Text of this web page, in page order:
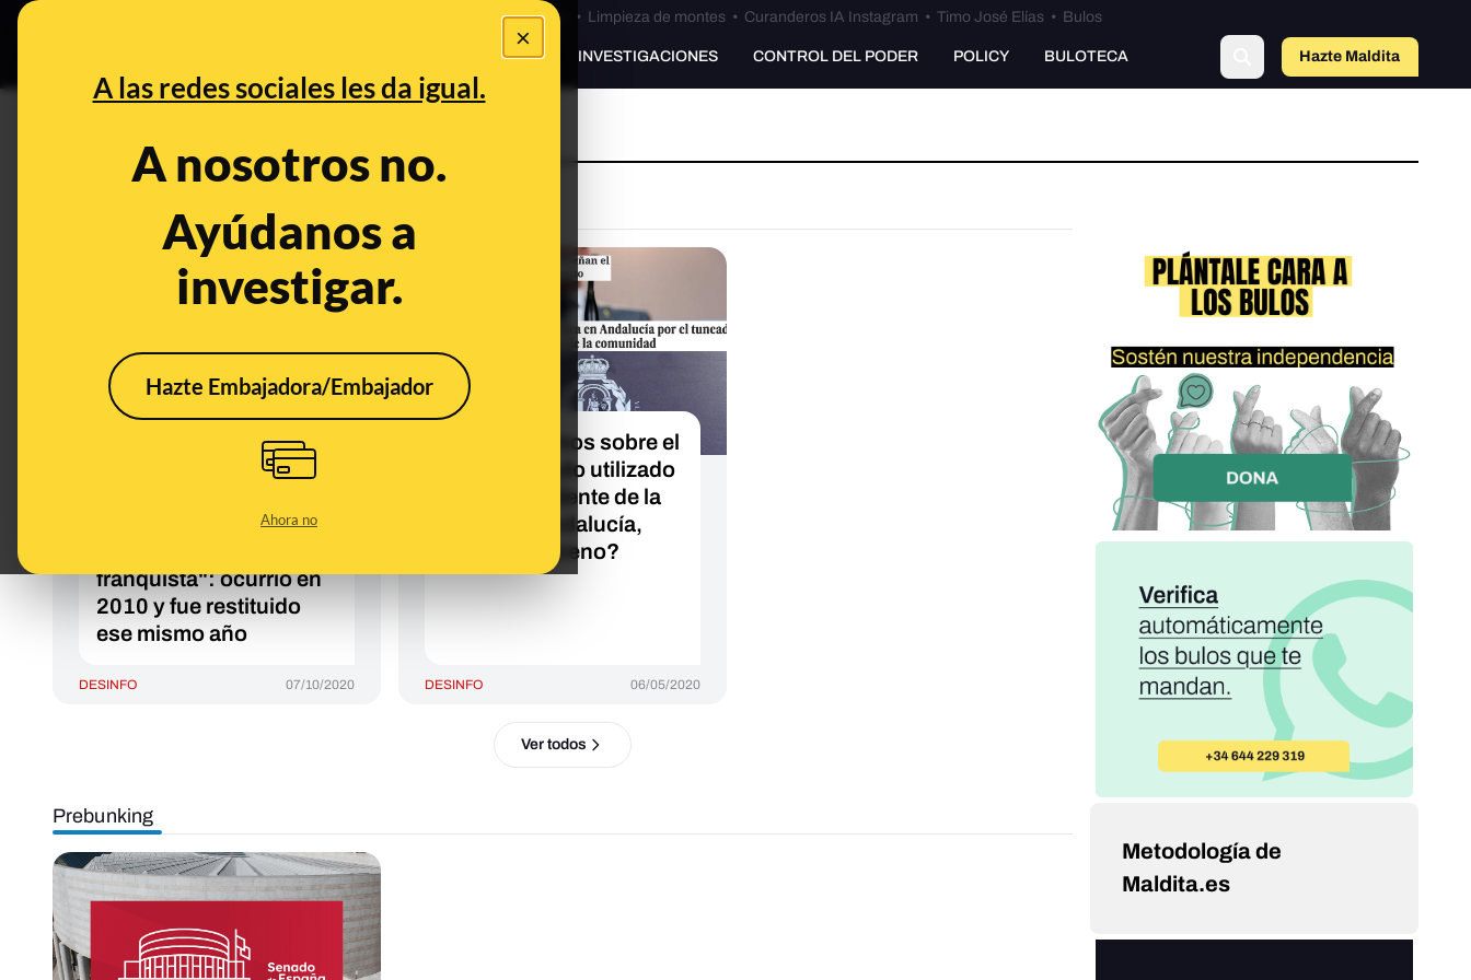
×
A las redes sociales les da igual.
A nosotros no.
Ayúdanos a
investigar.
Hazte Embajadora/Embajador
Ahora no
Bulos Ceuta • Limpieza de montes• Curanderos IA Instagram • Timo José Elías• Bulos
PREBUNKING INVESTIGACIONES CONTROL DEL PODER POLICY BULOTECA Hazte Maldita
No, el Ayuntamiento de
Cáceres no ha retirado
los Reyes Católicos por
franquista": ocurrió en
2010 y fue restituido
ese mismo año
DESINFO 07/10/2020
¿Qué sabemos sobre el
nuevo escudo utilizado
por el presidente de la
Junta de Andalucía,
Juanma Moreno?
DESINFO 06/05/2020
Ver todos
Prebunking
Metodología de
Maldita.es